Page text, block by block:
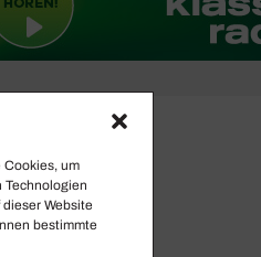
Cookies, um
Technologien
Website
bestimmte